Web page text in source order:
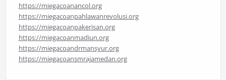
https://miegacoanancol.org
https://miegacoanpahlawanrevolusi.org
https://miegacoanpakerisan.org
https://miegacoanmadiun.org
https://miegacoandrmansyur.org
https://miegacoansmrajamedan.org